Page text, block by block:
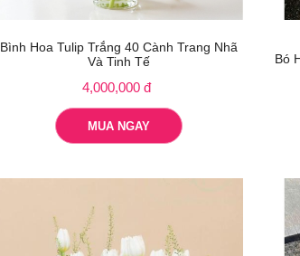
Bình Hoa Tulip Trắng 40 Cành Trang Nhã
Và Tinh Tế
4,000,000 đ
MUA NGAY
Bó